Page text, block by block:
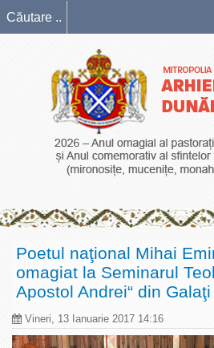
Poetul naţional Mihai
omagiat la Seminarul
Apostol Andrei“ din Galaţi
Vineri, 13 Ianuarie 2017 14:16